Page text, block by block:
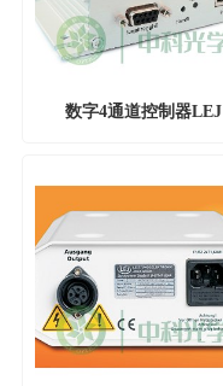
数字4通道控制器LEJ